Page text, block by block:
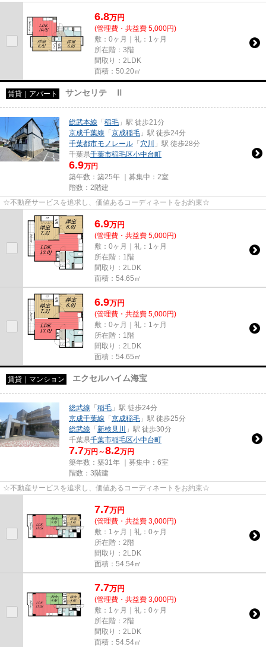
6.8万円
(管理費・共益費 5,000円)
敷：0ヶ月｜礼：1ヶ月
所在階：3階
間取り：2LDK
面積：50.20㎡
賃貸｜アパート サンセリテ Ⅱ
総武本線 「稲毛 」駅 徒歩21分
京成千葉線 「京成稲毛 」駅 徒歩24分
千葉都市モノレール 「穴川
」駅 徒歩28分
千葉県千葉市稲毛区小中台町
6.9万円
築年数：築25年 ｜募集中： 2室
階数：2階建
☆不動産サービスを追求し、価値あるコーディネートをお約束☆
6.9万円
(管理費・共益費 5,000円)
敷：0ヶ月｜礼：1ヶ月
所在階：1階
間取り：2LDK
面積：54.65㎡
6.9万円
(管理費・共益費 5,000円)
敷：0ヶ月｜礼：1ヶ月
所在階：1階
間取り：2LDK
面積：54.65㎡
賃貸｜マンション エクセルハイム海宝
総武線 「稲毛 」駅 徒歩24分
京成千葉線 「京成稲毛 」駅 徒歩25分
総武線 「新検見川
」駅 徒歩30分
千葉県千葉市稲毛区小中台町
7.7万円～8.2万円
築年数：築31年 ｜募集中： 6室
階数：3階建
☆不動産サービスを追求し、価値あるコーディネートをお約束☆
7.7万円
(管理費・共益費 3,000円)
敷：1ヶ月｜礼：0ヶ月
所在階：2階
間取り：2LDK
面積：54.54㎡
7.7万円
(管理費・共益費 3,000円)
敷：1ヶ月｜礼：0ヶ月
所在階：2階
間取り：2LDK
面積：54.54㎡